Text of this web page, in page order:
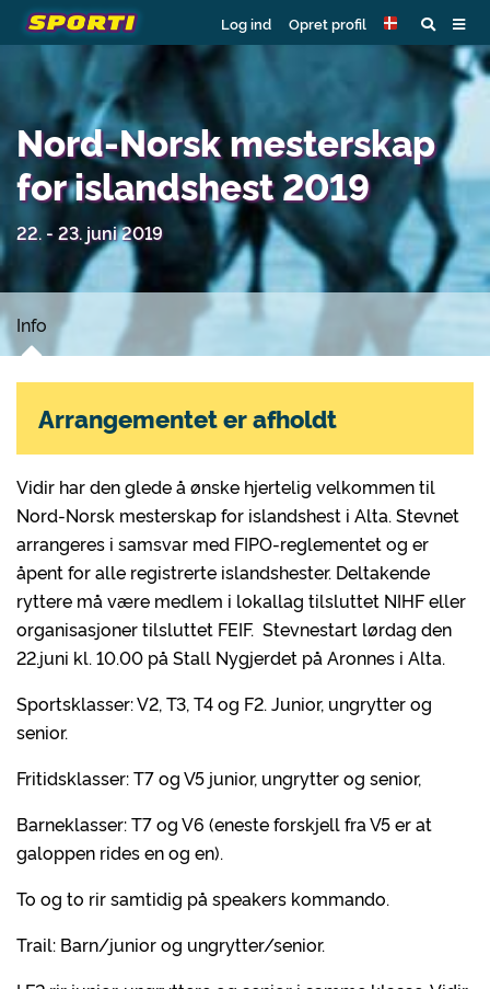
Log ind Opret profil
Nord-Norsk mesterskap
for islandshest 2019
22. - 23. juni 2019
Info
Vidir har den glede å ønske hjertelig velkommen til
Nord-Norsk mesterskap for islandshest i Alta. Stevnet
arrangeres i samsvar med FIPO-reglementet og er
åpent for alle registrerte islandshester. Deltakende
ryttere må være medlem i lokallag tilsluttet NIHF eller
organisasjoner tilsluttet FEIF. Stevnestart lørdag den
22.juni kl. 10.00 på Stall Nygjerdet på Aronnes i Alta.
Sportsklasser: V2, T3, T4 og F2. Junior, ungrytter og
senior.
Fritidsklasser: T7 og V5 junior, ungrytter og senior,
Barneklasser: T7 og V6 (eneste forskjell fra V5 er at
galoppen rides en og en).
To og to rir samtidig på speakers kommando.
Trail: Barn/junior og ungrytter/senior.
Arrangementet er afholdt